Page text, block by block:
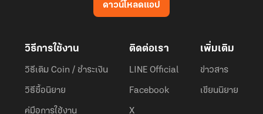
ดาวน์โหลดแอป
วิธีการใช้งาน
วิธีเติม Coin / ชำระเงิน
วิธีซื้อนิยาย
คู่มือการใช้งาน
ติดต่อเรา
LINE Official
Facebook
X
เพิ่มเติม
ข่าวสาร
เขียนนิยาย